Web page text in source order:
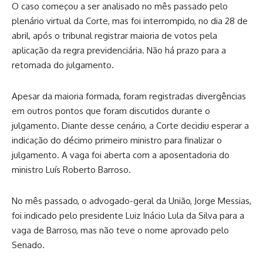
O caso começou a ser analisado no mês passado pelo
plenário virtual da Corte, mas foi interrompido, no dia 28 de
abril, após o tribunal registrar maioria de votos pela
aplicação da regra previdenciária. Não há prazo para a
retomada do julgamento.
Apesar da maioria formada, foram registradas divergências
em outros pontos que foram discutidos durante o
julgamento. Diante desse cenário, a Corte decidiu esperar a
indicação do décimo primeiro ministro para finalizar o
julgamento. A vaga foi aberta com a aposentadoria do
ministro Luís Roberto Barroso.
No mês passado, o advogado-geral da União, Jorge Messias,
foi indicado pelo presidente Luiz Inácio Lula da Silva para a
vaga de Barroso, mas não teve o nome aprovado pelo
Senado.